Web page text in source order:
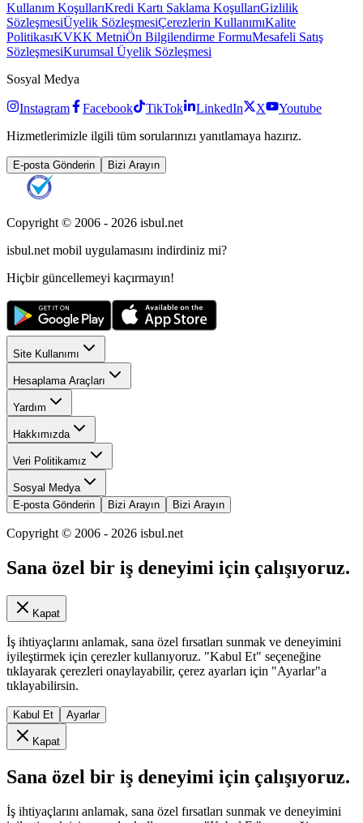
Kullanım KoşullarıKredi Kartı Saklama KoşullarıGizlilik
SözleşmesiÜyelik SözleşmesiÇerezlerin KullanımıKalite
PolitikasıKVKK MetniÖn Bilgilendirme FormuMesafeli Satış
SözleşmesiKurumsal Üyelik Sözleşmesi
Sosyal Medya
Instagram Facebook TikTok LinkedIn X
Youtube
Hizmetlerimizle ilgili tüm sorularınızı yanıtlamaya hazırız.
E-posta Gönderin Bizi Arayın
Copyright © 2006 - 2026 isbul.net
isbul.net mobil uygulamasını indirdiniz mi?
Hiçbir güncellemeyi kaçırmayın!
Site Kullanımı
Hesaplama Araçları
Yardım
Hakkımızda
Veri Politikamız
Sosyal Medya
E-posta Gönderin
Bizi Arayın Bizi Arayın
Copyright © 2006 - 2026 isbul.net
Sana özel bir iş deneyimi için çalışıyoruz.
Kapat
İş ihtiyaçlarını anlamak, sana özel fırsatları sunmak ve deneyimini
iyileştirmek için çerezler kullanıyoruz. "Kabul Et" seçeneğine
tıklayarak çerezleri onaylayabilir, çerez ayarları için "Ayarlar"a
tıklayabilirsin.
Kabul Et Ayarlar
Kapat
Sana özel bir iş deneyimi için çalışıyoruz.
İş ihtiyaçlarını anlamak, sana özel fırsatları sunmak ve deneyimini